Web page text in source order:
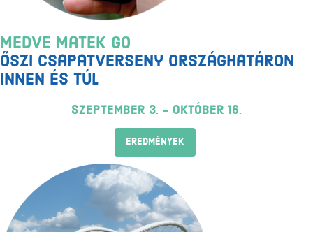
Medve Matek GO
őszi csapatverseny országhatáron
innen és túl
szeptember 3. - október 16.
EREDMÉNYEK